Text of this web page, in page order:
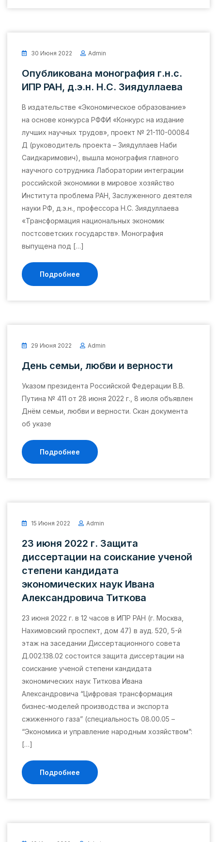
30 Июня 2022 Admin
Опубликована монография г.н.с.
ИПР РАН, д.э.н. Н.С. Зиядуллаева
В издательстве «Экономическое образование»
на основе конкурса РФФИ «Конкурс на издание
лучших научных трудов», проект № 21-110-00084
Д (руководитель проекта – Зиядуллаев Наби
Саидкаримович), вышла монография главного
научного сотрудника Лаборатории интеграции
российской экономики в мировое хозяйство
Института проблема РАН, Заслуженного деятеля
науки РФ, д.э.н., профессора Н.С. Зиядуллаева
«Трансформация национальных экономик
постсоветских государств». Монография
выпущена под […]
Подробнее
29 Июня 2022 Admin
День семьи, любви и верности
Указом президента Российской Федерации В.В.
Путина № 411 от 28 июня 2022 г., 8 июля объявлен
Днём семьи, любви и верности. Скан документа
об указе
Подробнее
15 Июня 2022 Admin
23 июня 2022 г. Защита
диссертации на соискание ученой
степени кандидата
экономических наук Ивана
Александровича Титкова
23 июня 2022 г. в 12 часов в ИПР РАН (г. Москва,
Нахимовский проспект, дом 47) в ауд. 520, 5-й
этаж на заседании Диссертационного совета
Д.002.138.02 состоится защита диссертации на
соискание ученой степени кандидата
экономических наук Титкова Ивана
Александровича “Цифровая трансформация
бизнес-моделей производства и экспорта
сжиженного газа” (специальность 08.00.05 –
“Экономика и управление народным хозяйством”:
[…]
Подробнее